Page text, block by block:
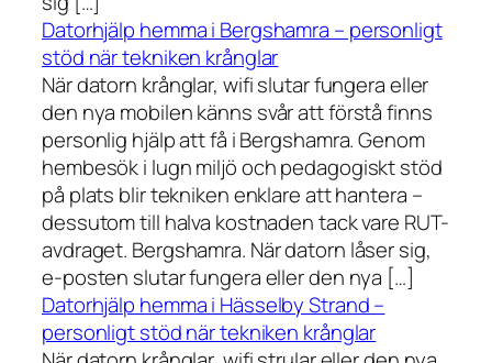
Datorhjälp hemma i Bergshamra – personligt
stöd när tekniken krånglar
När datorn krånglar, wifi slutar fungera eller
den nya mobilen känns svår att förstå finns
personlig hjälp att få i Bergshamra. Genom
hembesök i lugn miljö och pedagogiskt stöd
på plats blir tekniken enklare att hantera –
dessutom till halva kostnaden tack vare RUT-
avdraget. Bergshamra. När datorn låser sig,
e-posten slutar fungera eller den nya […]
Datorhjälp hemma i Hässelby Strand –
personligt stöd när tekniken krånglar